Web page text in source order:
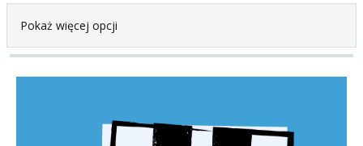
Pokaż więcej opcji